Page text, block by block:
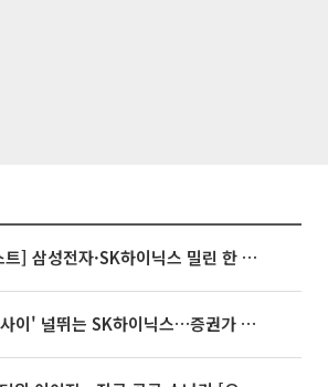
[베스트&워스트] 삼성전자·SK하이닉스 밀린 한 주…상상인증권은 85% 급등
'불안과 기대 사이' 널뛰는 SK하이닉스…증권가 "HBM4·LTA 기반 펀터멘털 견고"